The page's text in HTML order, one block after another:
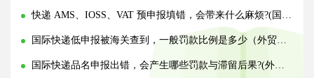
快递 AMS、IOSS、VAT 预申报填错，会带来什么麻烦?(国际快递干货知识分享)
国际快递低申报被海关查到，一般罚款比例是多少（外贸人请注意）
国际快递品名申报出错，会产生哪些罚款与滞留后果?(外贸人请注意)